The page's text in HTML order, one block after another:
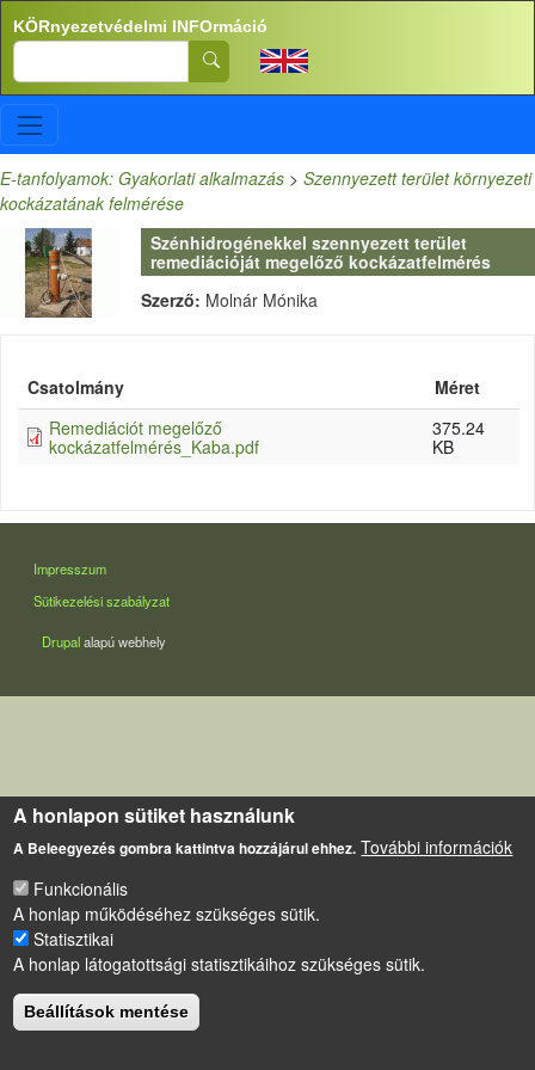
Ugrás a tartalomra
KÖRnyezetvédelmi INFOrmáció
Search
E-tanfolyamok: Gyakorlati alkalmazás > Szennyezett terület környezeti
kockázatának felmérése
Szénhidrogénekkel szennyezett terület
remediációját megelőző kockázatfelmérés
Szerző: Molnár Mónika
Csatolmány
Méret
Remediációt megelőző
kockázatfelmérés_Kaba.pdf
375.24
KB
LÁBLÉC
Impresszum
Sütikezelési szabályzat
Drupalalapú webhely
A honlapon sütiket használunk
A Beleegyezés gombra kattintva hozzájárul ehhez. További információk
Funkcionális
A honlap működéséhez szükséges sütik.
Statisztikai
A honlap látogatottsági statisztikáihoz szükséges sütik.
Beállítások mentése